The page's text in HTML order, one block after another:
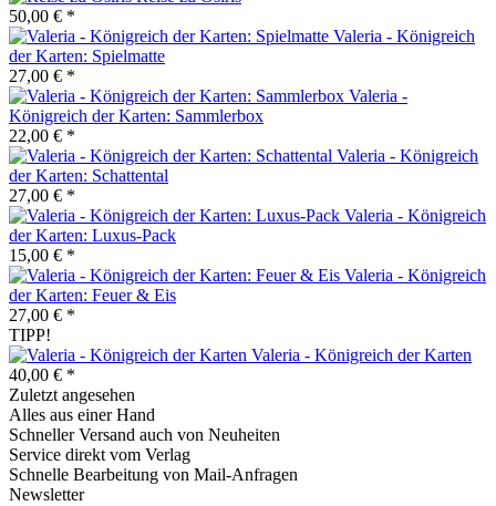
50,00 € *
Valeria - Königreich
der Karten: Spielmatte
27,00 € *
Valeria -
Königreich der Karten: Sammlerbox
22,00 € *
Valeria - Königreich
der Karten: Schattental
27,00 € *
Valeria - Königreich
der Karten: Luxus-Pack
15,00 € *
Valeria - Königreich
der Karten: Feuer & Eis
27,00 € *
TIPP!
Valeria - Königreich der Karten
40,00 € *
Zuletzt angesehen
Alles aus einer Hand
Schneller Versand auch von Neuheiten
Service direkt vom Verlag
Schnelle Bearbeitung von Mail-Anfragen
Newsletter